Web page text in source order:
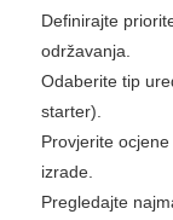
Definirajte
održavanja.
Odaberite tip
starter).
Provjerite
izrade.
Pregledajte